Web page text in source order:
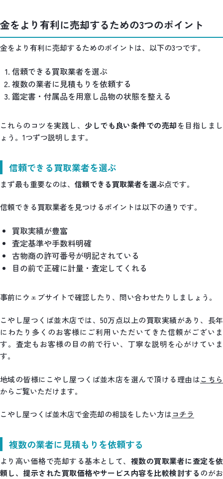
金をより有利に売却するための3つのポイント
金をより有利に売却するためのポイントは、以下の3つです。
信頼できる買取業者を選ぶ
複数の業者に見積もりを依頼する
鑑定書・付属品を用意し品物の状態を整える
これらのコツを実践し、 少しでも良い条件での売却を目指しまし
ょう。1つずつ説明します。
信頼できる買取業者を選ぶ
まず最も重要なのは、 信頼できる買取業者を選ぶ点です。
信頼できる買取業者を見つけるポイントは以下の通りです。
買取実績が豊富
査定基準や手数料明確
古物商の許可番号が明記されている
目の前で正確に計量・査定してくれる
事前にウェブサイトで確認したり、問い合わせたりしましょう。
こやし屋つくば並木店では、50万点以上の買取実績があり、長年
にわたり多くのお客様にご利用いただいてきた信頼がございま
す。査定もお客様の目の前で行い、丁寧な説明を心がけていま
す。
地域の皆様にこやし屋つくば並木店を選んで頂ける理由はこちら
からご覧いただけます。
こやし屋つくば並木店で金売却の相談をしたい方はコチラ
複数の業者に見積もりを依頼する
より高い価格で売却する基本として、 複数の買取業者に査定を依
頼し、提示された買取価格やサービス内容を比較検討するのがお